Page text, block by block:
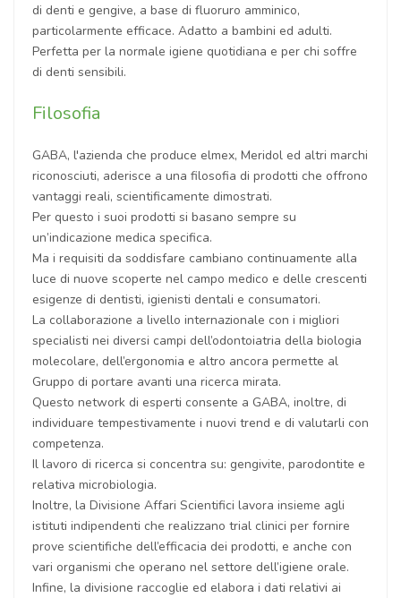
di denti e gengive, a base di fluoruro amminico,
particolarmente efficace. Adatto a bambini ed adulti.
Perfetta per la normale igiene quotidiana e per chi soffre
di denti sensibili.
Filosofia
GABA, l'azienda che produce elmex, Meridol ed altri marchi
riconosciuti, aderisce a una filosofia di prodotti che offrono
vantaggi reali, scientificamente dimostrati.
Per questo i suoi prodotti si basano sempre su
un’indicazione medica specifica.
Ma i requisiti da soddisfare cambiano continuamente alla
luce di nuove scoperte nel campo medico e delle crescenti
esigenze di dentisti, igienisti dentali e consumatori.
La collaborazione a livello internazionale con i migliori
specialisti nei diversi campi dell’odontoiatria della biologia
molecolare, dell’ergonomia e altro ancora permette al
Gruppo di portare avanti una ricerca mirata.
Questo network di esperti consente a GABA, inoltre, di
individuare tempestivamente i nuovi trend e di valutarli con
competenza.
Il lavoro di ricerca si concentra su: gengivite, parodontite e
relativa microbiologia.
Inoltre, la Divisione Affari Scientifici lavora insieme agli
istituti indipendenti che realizzano trial clinici per fornire
prove scientifiche dell’efficacia dei prodotti, e anche con
vari organismi che operano nel settore dell’igiene orale.
Infine, la divisione raccoglie ed elabora i dati relativi ai